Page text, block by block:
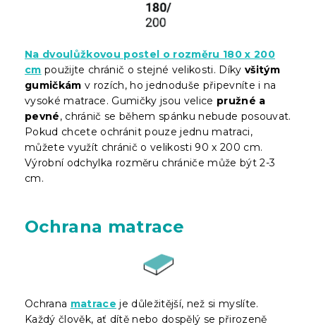
Na dvoulůžkovou postel o rozměru 180 x 200
cm použijte chránič o stejné velikosti. Díkyvšitým
gumičkám v rozích, ho jednoduše připevníte i na
vysoké matrace. Gumičky jsou velice pružné a
pevné, chránič se během spánku nebude posouvat.
Pokud chcete ochránit pouze jednu matraci,
můžete využít chránič o velikosti 90 x 200 cm.
Výrobní odchylka rozměru chrániče může být 2-3
cm.
Ochrana matrace
Ochrana matrace je důležitější, než si myslíte.
Každý člověk, ať dítě nebo dospělý se přirozeně